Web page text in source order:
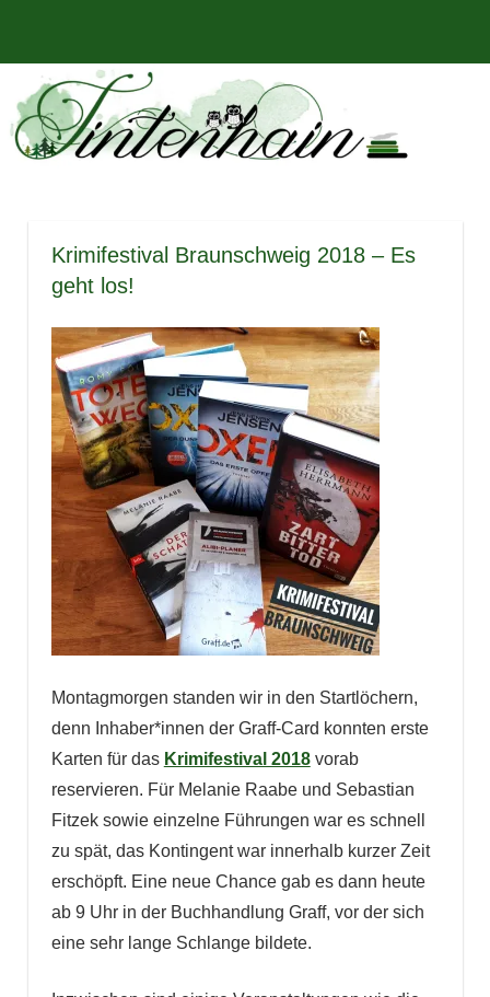
springen
Tintenhain
–
Der
Rezensionen
und
mehr
Krimifestival Braunschweig 2018 – Es
geht los!
Montagmorgen standen wir in den Startlöchern,
denn Inhaber*innen der Graff-Card konnten erste
Karten für das Krimifestival 2018vorab
reservieren. Für Melanie Raabe und Sebastian
Fitzek sowie einzelne Führungen war es schnell
zu spät, das Kontingent war innerhalb kurzer Zeit
erschöpft. Eine neue Chance gab es dann heute
ab 9 Uhr in der Buchhandlung Graff, vor der sich
eine sehr lange Schlange bildete.